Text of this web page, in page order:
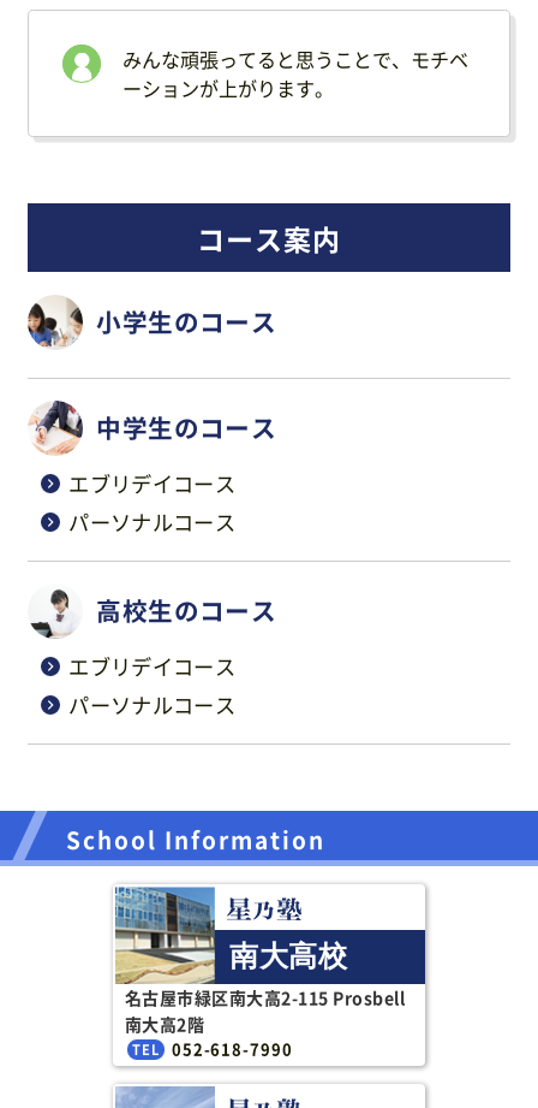
コース案内
小学生のコース
中学生のコース
エブリデイコース
パーソナルコース
高校生のコース
エブリデイコース
パーソナルコース
みんな頑張ってると思うことで、モチベ
ーションが上がります。
School Information
南大高校
名古屋市緑区南大高2-115 Prosbell
南大高2階
052-618-7990